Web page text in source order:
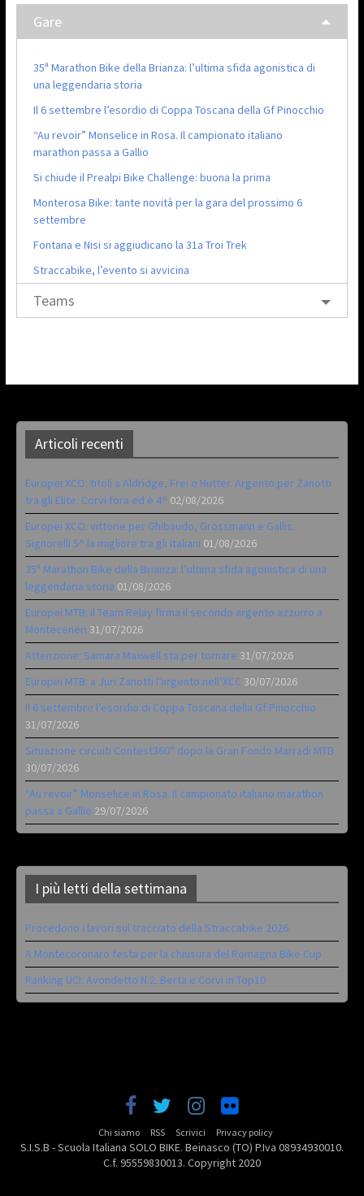
Gare
35ª Marathon Bike della Brianza: l’ultima sfida agonistica di
una leggendaria storia
Il 6 settembre l’esordio di Coppa Toscana della Gf Pinocchio
“Au revoir” Monselice in Rosa. Il campionato italiano
marathon passa a Gallio
Si chiude il Prealpi Bike Challenge: buona la prima
Monterosa Bike: tante novità per la gara del prossimo 6
settembre
Fontana e Nisi si aggiudicano la 31a Troi Trek
Straccabike, l’evento si avvicina
Teams
Articoli recenti
Europei XCO: titoli a Aldridge, Frei e Hutter. Argento per Zanotti
tra gli Elite. Corvi fora ed è 4^ 02/08/2026
Europei XCO: vittorie per Ghibaudo, Grossmann e Gallis.
Signorelli 5^ la migliore tra gli italiani 01/08/2026
35ª Marathon Bike della Brianza: l’ultima sfida agonistica di una
leggendaria storia 01/08/2026
Europei MTB: il Team Relay firma il secondo argento azzurro a
Monteceneri 31/07/2026
Attenzione: Samara Maxwell sta per tornare 31/07/2026
Europei MTB: a Juri Zanotti l’argento nell’XCC 30/07/2026
Il 6 settembre l’esordio di Coppa Toscana della Gf Pinocchio
31/07/2026
Situazione circuiti Contest360° dopo la Gran Fondo Marradi MTB
30/07/2026
“Au revoir” Monselice in Rosa. Il campionato italiano marathon
passa a Gallio 29/07/2026
I più letti della settimana
Procedono i lavori sul tracciato della Straccabike 2026
A Montecoronaro festa per la chiusura del Romagna Bike Cup
Ranking UCI: Avondetto N.2. Berta e Corvi in Top10
Chi siamo RSS Scrivici Privacy policy
S.I.S.B - Scuola Italiana SOLO BIKE. Beinasco (TO) P.Iva 08934930010.
C.f. 95559830013. Copyright 2020